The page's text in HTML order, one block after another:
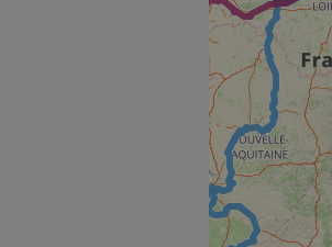
ASP.NET_SessionId
li_gc